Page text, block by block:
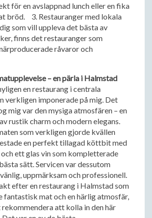
för en avslappnad lunch eller en fika
bröd. 3. Restauranger med lokala
som vill uppleva det bästa av
finns det restauranger som
råvaror och
– en pärla i Halmstad
en restaurang i centrala
verkligen imponerade på mig. Det
mig var den mysiga atmosfären – en
rustik charm och modern elegans.
som verkligen gjorde kvällen
en perfekt tillagad köttbit med
och ett glas vin som kompletterade
sätt. Servicen var dessutom
uppmärksam och professionell.
efter en restaurang i Halmstad som
fantastisk mat och en härlig atmosfär,
att kolla in den här